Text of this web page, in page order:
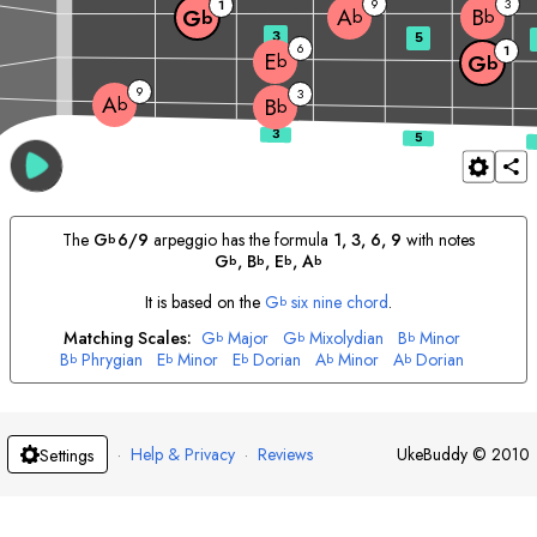
Ab 9
Bb 3
Eb 6
Gb 1
Gb 1 Ab Bb
3 5
The Gb6/9 arpeggio has the formula 1, 3, 6, 9 with notes
Gb, Bb, Eb, Ab
It is based on the Gb six nine chord.
Matching Scales: Gb Major Gb Mixolydian Bb Minor
Bb Phrygian Eb Minor Eb Dorian Ab Minor Ab Dorian
Settings · Help & Privacy · Reviews UkeBuddy © 2010